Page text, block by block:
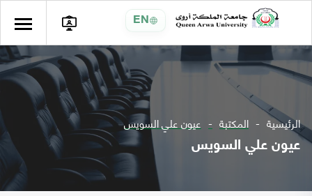
EN
الرئيسية المكتبة عيون علي السويس
عيون علي السويس